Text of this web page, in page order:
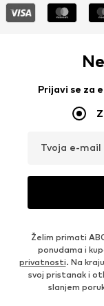
Prijavi se za
Tvoja e-mail
Želim primati
ponudama i
privatnosti. Na
svoj pristanak i
slanjem